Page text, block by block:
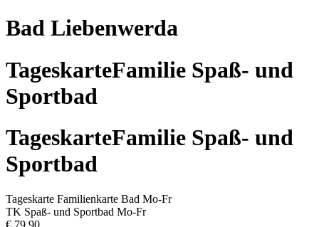
Bad Liebenwerda
TageskarteFamilie Spaß- und
Sportbad
TageskarteFamilie Spaß- und
Sportbad
Tageskarte Familienkarte Bad Mo-Fr
TK Spaß- und Sportbad Mo-Fr
€ 79.90